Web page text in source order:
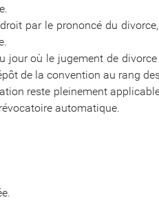
par le prononcé du
où le jugement de
de la convention au rang
reste pleinement
automatique.